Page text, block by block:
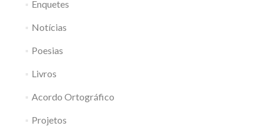
Enquetes
Notícias
Poesias
Livros
Acordo Ortográfico
Projetos